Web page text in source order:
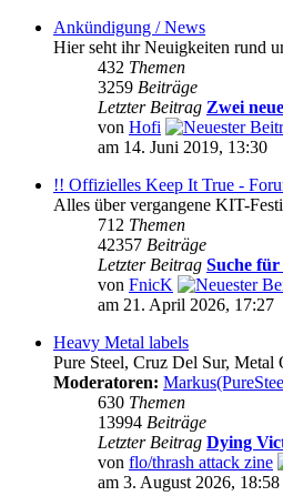
Ankündigung / News
Hier seht ihr Neuigkeiten rund
432 Themen
3259 Beiträge
Letzter Beitrag Zwei
von Hofi
am 14. Juni 2019, 13:30
!! Offizielles Keep It True -
Alles über vergangene KIT-
712 Themen
42357 Beiträge
Letzter Beitrag Suche
von FnicK
am 21. April 2026, 17:27
Heavy Metal labels
Pure Steel, Cruz Del Sur,
Moderatoren:
630 Themen
13994 Beiträge
Letzter Beitrag Dying
von flo/thrash attack zine
am 3. August 2026, 18:58